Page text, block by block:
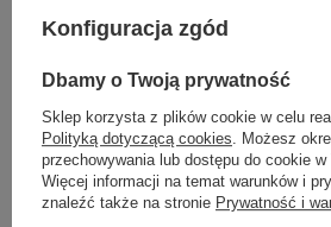
Zobacz wszystkie
Konfiguracja zgód
Dbamy o Twoją prywatność
Sklep korzysta z plików cookie w celu
Polityką dotyczącą cookies. Możesz
przechowywania lub dostępu do cookie w
Więcej informacji na temat warunków i
znaleźć także na stronie Prywatność i